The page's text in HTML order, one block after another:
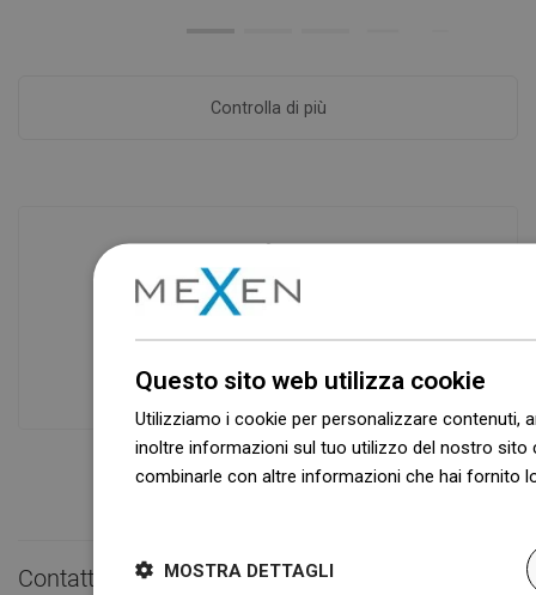
Controlla di più
Disponibilità di merci
I nostri prodotti ti stanno aspettando in
a spedire!
Contatto rapido
Questo sito web utilizza cookie
Utilizziamo i cookie per personalizzare contenuti,
inoltre informazioni sul tuo utilizzo del nostro sito
combinarle con altre informazioni che hai fornito
MOSTRA DETTAGLI